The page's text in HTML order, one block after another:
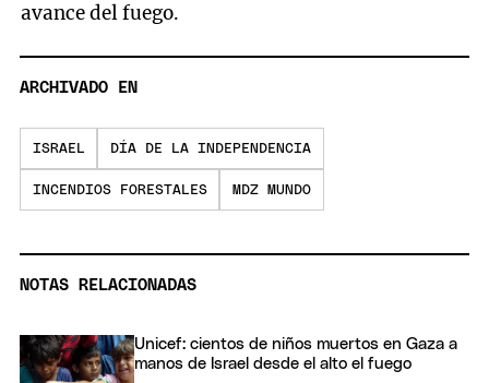
avance del fuego.
ARCHIVADO EN
ISRAEL DÍA DE LA INDEPENDENCIA
INCENDIOS FORESTALES MDZ MUNDO
NOTAS RELACIONADAS
Unicef: cientos de niños muertos en Gaza a
manos de Israel desde el alto el fuego